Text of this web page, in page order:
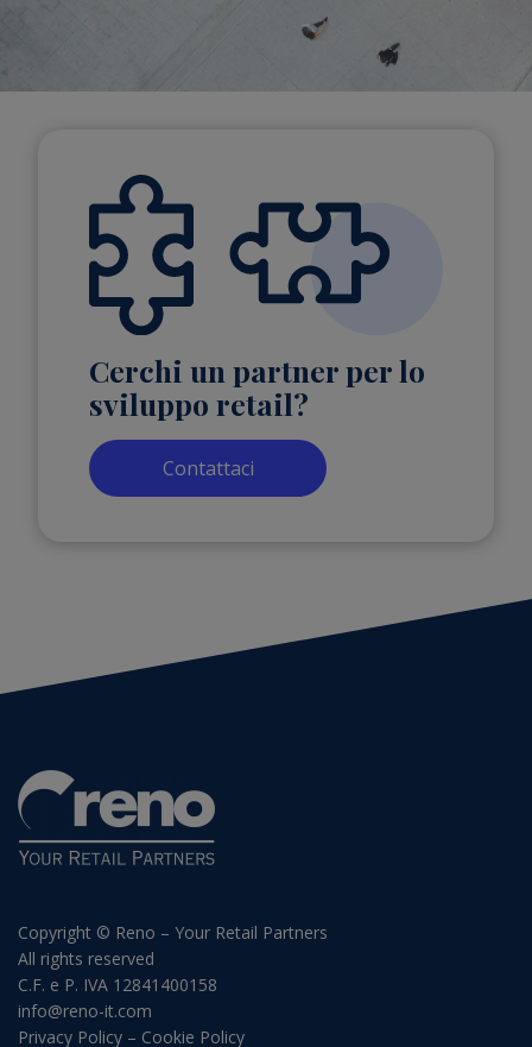
Cerchi un partner per lo
sviluppo retail?
Contattaci
Copyright © Reno – Your Retail Partners
All rights reserved
C.F. e P. IVA 12841400158
info@reno-it.com
Privacy Policy – Cookie Policy